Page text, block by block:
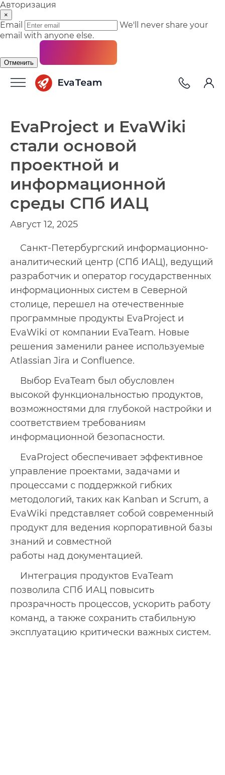
Авторизация
×
Email
We'll never share your
email with anyone else.
Отменить
EvaProject и EvaWiki
стали основой
проектной и
информационной
среды СПб ИАЦ
Август 12, 2025
Санкт-Петербургский информационно-
аналитический центр (СПб ИАЦ), ведущий
разработчик и оператор государственных
информационных систем в Северной
столице, перешел на отечественные
программные продукты EvaProject и
EvaWiki от компании EvaTeam. Новые
решения заменили ранее используемые
Atlassian Jira и Confluence.
Выбор EvaTeam был обусловлен
высокой функциональностью продуктов,
возможностями для глубокой настройки и
соответствием требованиям
информационной безопасности.
EvaProject обеспечивает эффективное
управление проектами, задачами и
процессами с поддержкой гибких
методологий, таких как Kanban и Scrum, а
EvaWiki представляет собой современный
продукт для ведения корпоративной базы
знаний и совместной
работы над документацией.
Интеграция продуктов EvaTeam
позволила СПб ИАЦ повысить
прозрачность процессов, ускорить работу
команд, а также сохранить стабильную
эксплуатацию критически важных систем.